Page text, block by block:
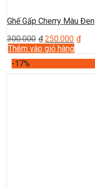
Ghế Gấp Cherry Màu Đen
300.000 ₫ 250.000 ₫
Thêm vào giỏ hàng
-17%